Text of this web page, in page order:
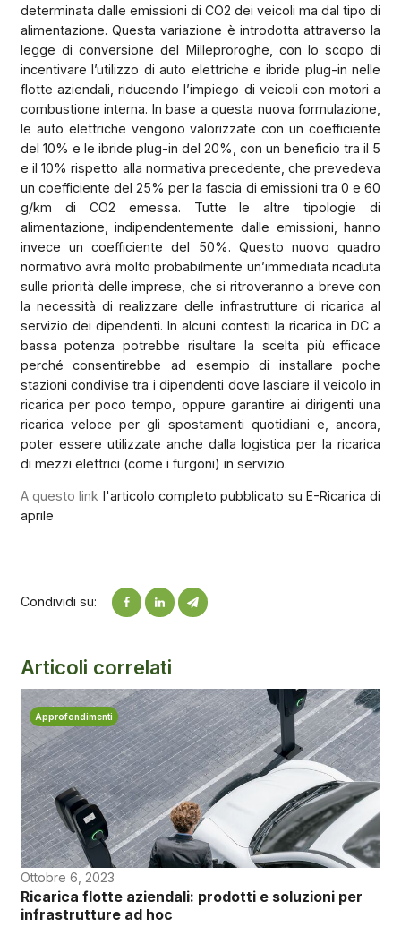
determinata dalle emissioni di CO2 dei veicoli ma dal tipo di
alimentazione. Questa variazione è introdotta attraverso la
legge di conversione del Milleproroghe, con lo scopo di
incentivare l’utilizzo di auto elettriche e ibride plug-in nelle
flotte aziendali, riducendo l’impiego di veicoli con motori a
combustione interna. In base a questa nuova formulazione,
le auto elettriche vengono valorizzate con un coefficiente
del 10% e le ibride plug-in del 20%, con un beneficio tra il 5
e il 10% rispetto alla normativa precedente, che prevedeva
un coefficiente del 25% per la fascia di emissioni tra 0 e 60
g/km di CO2 emessa. Tutte le altre tipologie di
alimentazione, indipendentemente dalle emissioni, hanno
invece un coefficiente del 50%. Questo nuovo quadro
normativo avrà molto probabilmente un’immediata ricaduta
sulle priorità delle imprese, che si ritroveranno a breve con
la necessità di realizzare delle infrastrutture di ricarica al
servizio dei dipendenti. In alcuni contesti la ricarica in DC a
bassa potenza potrebbe risultare la scelta più efficace
perché consentirebbe ad esempio di installare poche
stazioni condivise tra i dipendenti dove lasciare il veicolo in
ricarica per poco tempo, oppure garantire ai dirigenti una
ricarica veloce per gli spostamenti quotidiani e, ancora,
poter essere utilizzate anche dalla logistica per la ricarica
di mezzi elettrici (come i furgoni) in servizio.
A questo link l'articolo completo pubblicato su E-Ricarica di
aprile
Condividi su:
Articoli correlati
Approfondimenti
Ottobre 6, 2023
Ricarica flotte aziendali: prodotti e soluzioni per
infrastrutture ad hoc